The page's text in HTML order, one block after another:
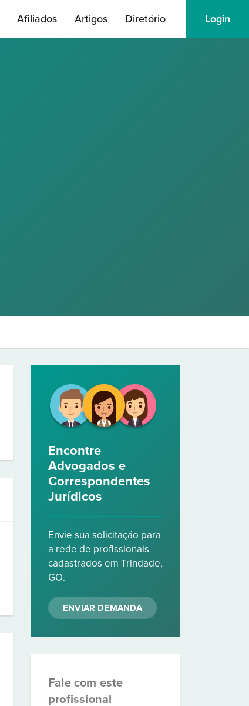
Afiliados Artigos Diretório Login
Encontre
Advogados e
Correspondentes
Jurídicos
Envie sua solicitação para
a rede de profissionais
cadastrados em Trindade,
GO.
ENVIAR DEMANDA
Fale com este
profissional